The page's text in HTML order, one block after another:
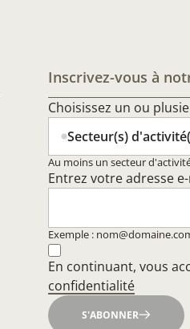
Inscrivez-vous à
Choisissez un ou
Secteur(s)
Au moins un secteur
Entrez votre adresse
Exemple :
En continuant, vous
confidentialité
S'ABONNER